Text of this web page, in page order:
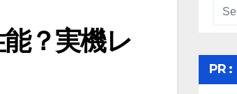
？実機レ
PR :